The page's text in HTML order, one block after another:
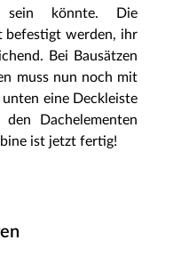
sein könnte. Die
befestigt werden, ihr
Bei Bausätzen
muss nun noch mit
eine Deckleiste
Dachelementen
ist jetzt fertig!